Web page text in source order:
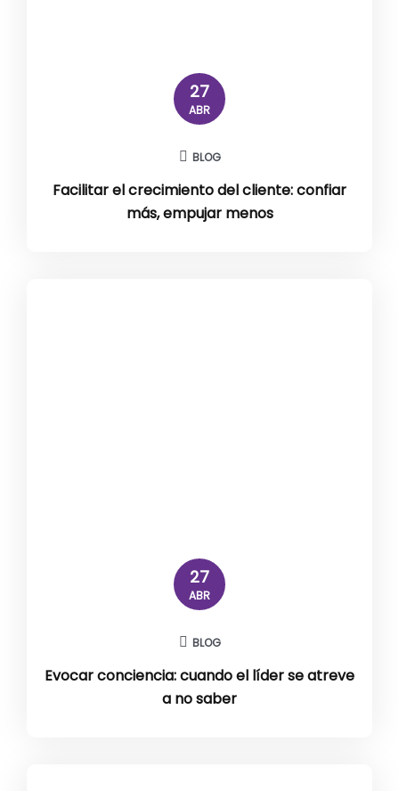
27
ABR
BLOG
Facilitar el crecimiento del cliente: confiar
más, empujar menos
27
ABR
BLOG
Evocar conciencia: cuando el líder se atreve
a no saber